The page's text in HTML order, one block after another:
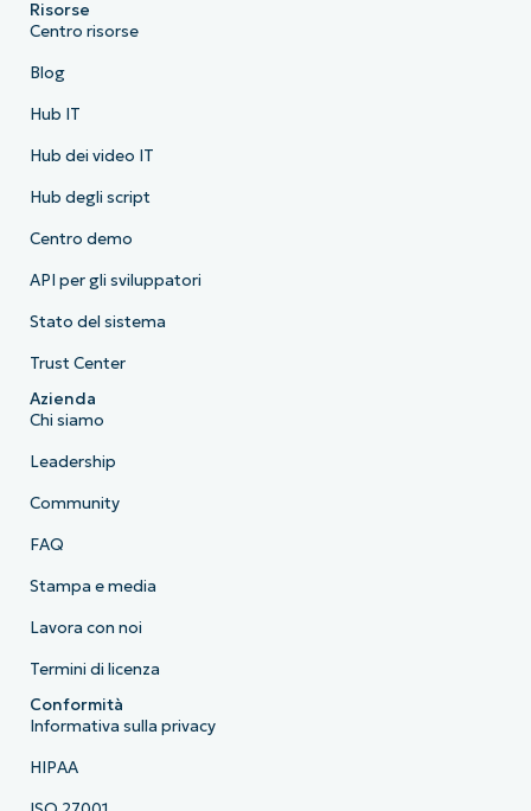
Risorse
Centro risorse
Blog
Hub IT
Hub dei video IT
Hub degli script
Centro demo
API per gli sviluppatori
Stato del sistema
Trust Center
Azienda
Chi siamo
Leadership
Community
FAQ
Stampa e media
Lavora con noi
Termini di licenza
Conformità
Informativa sulla privacy
HIPAA